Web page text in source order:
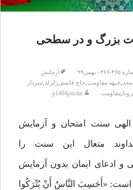
بزرگ و در سطحی
۴۶۶– بهمن۹۹
آزمایش
امجد,جبهه مقاومت,حاج قاسم,زلزله,سردار
,مقاومت p1404pasdar
سنت امتحان و آزمایش
متعال این سنت را
و ادعای ایمان بدون آزمایش
است: «أَحَسِبَ النَّاسُ أَنْ یُتْرَکُوا